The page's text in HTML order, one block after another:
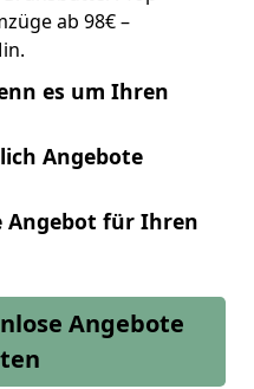
ab 98€ –
es um Ihren
Angebote
Angebot für Ihren
Angebote